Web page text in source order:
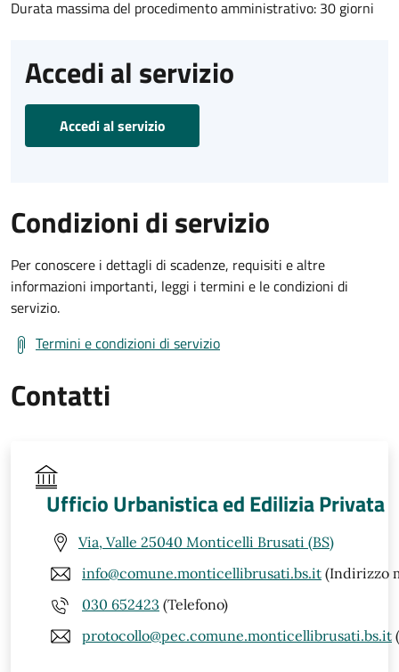
Durata massima del procedimento amministrativo: 30 giorni
Accedi al servizio
Accedi al servizio
Condizioni di servizio
Per conoscere i dettagli di scadenze, requisiti e altre
informazioni importanti, leggi i termini e le condizioni di
servizio.
Termini e condizioni di servizio
Contatti
Ufficio Urbanistica ed Edilizia Privata
Via, Valle 25040 Monticelli Brusati (BS)
info@comune.monticellibrusati.bs.it (Indirizzo
030 652423 (Telefono)
protocollo@pec.comune.monticellibrusati.bs.it